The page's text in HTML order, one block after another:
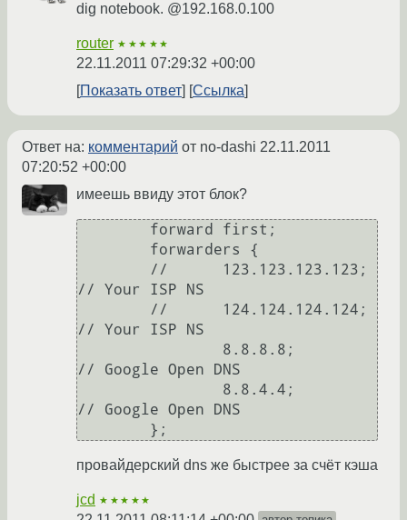
dig notebook. @192.168.0.100
router ★★★★★
22.11.2011 07:29:32 +00:00
Показать ответ
Ссылка
Ответ на: комментарий от no-dashi 22.11.2011
07:20:52 +00:00
имеешь ввиду этот блок?
// Your ISP NS
// Your ISP NS
// Google Open DNS
// Google Open DNS
провайдерский dns же быстрее за счёт кэша
jcd ★★★★★